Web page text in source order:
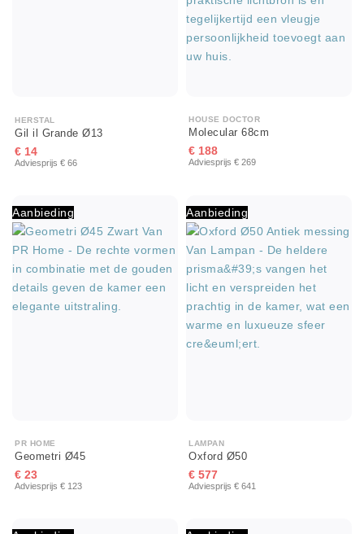
HERSTAL
Gil il Grande Ø13
€ 14
Adviesprijs € 66
HOUSE DOCTOR
Molecular 68cm
€ 188
Adviesprijs € 269
Aanbieding
PR HOME
Geometri Ø45
€ 23
Adviesprijs € 123
Aanbieding
LAMPAN
Oxford Ø50
€ 577
Adviesprijs € 641